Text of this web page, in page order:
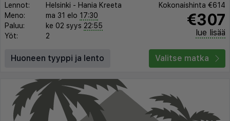
Lennot: Helsinki - Hania Kreeta
Meno:
ma 31 elo 17:30
Paluu:
ke 02 syys 22:55
Yöt:
2
Kokonaishinta €614
€307
lue lisää
Huoneen tyyppi ja lento Valitse matka